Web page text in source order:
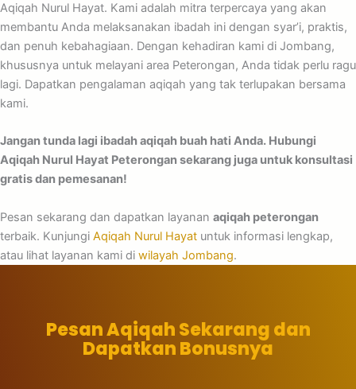
Aqiqah Nurul Hayat. Kami adalah mitra terpercaya yang akan
membantu Anda melaksanakan ibadah ini dengan syar’i, praktis,
dan penuh kebahagiaan. Dengan kehadiran kami di Jombang,
khususnya untuk melayani area Peterongan, Anda tidak perlu ragu
lagi. Dapatkan pengalaman aqiqah yang tak terlupakan bersama
kami.
Jangan tunda lagi ibadah aqiqah buah hati Anda. Hubungi
Aqiqah Nurul Hayat Peterongan sekarang juga untuk konsultasi
gratis dan pemesanan!
Pesan sekarang dan dapatkan layanan aqiqah peterongan
terbaik. Kunjungi Aqiqah Nurul Hayat untuk informasi lengkap,
atau lihat layanan kami di wilayah Jombang.
Pesan Aqiqah Sekarang dan
Dapatkan Bonusnya